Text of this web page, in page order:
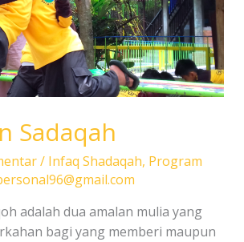
Sadaqah
/ Infaq Shadaqah, Program
adalah dua amalan mulia yang
bagi yang memberi maupun